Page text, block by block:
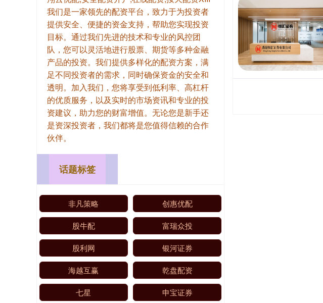
我们是一家领先的配资平台，致力于为投资者
提供安全、便捷的资金支持，帮助您实现投资
目标。通过我们先进的技术和专业的风控团
队，您可以灵活地进行股票、期货等多种金融
产品的投资。我们提供多样化的配资方案，满
足不同投资者的需求，同时确保资金的安全和
透明。加入我们，您将享受到低利率、高杠杆
的优质服务，以及实时的市场资讯和专业的投
资建议，助力您的财富增值。无论您是新手还
是资深投资者，我们都将是您值得信赖的合作
伙伴。
话题标签
非凡策略 创惠优配
股牛配 富瑞众投
股利网 银河证券
海越互赢 乾盘配资
七星 申宝证券